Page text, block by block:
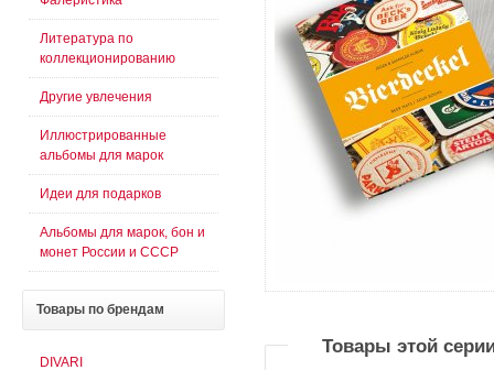
Товары этой
Литература по
коллекционированию
Другие увлечения
Иллюстрированные
альбомы для марок
Идеи для подарков
Альбомы для марок, бон и
монет России и СССР
Товары по брендам
DIVARI